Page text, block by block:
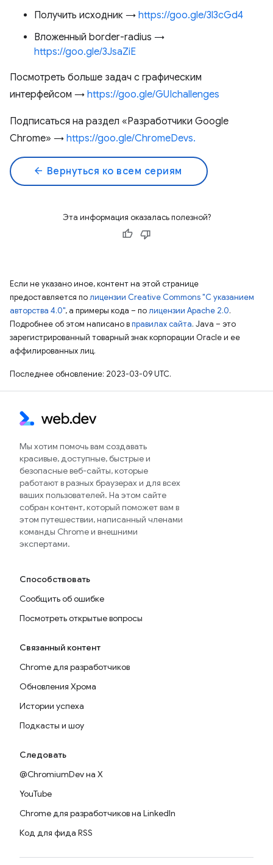
Получить исходник → https://goo.gle/3l3cGd4
Вложенный border-radius →
https://goo.gle/3JsaZiE
Посмотреть больше задач с графическим
интерфейсом → https://goo.gle/GUIchallenges
Подписаться на раздел «Разработчики Google
Chrome» → https://goo.gle/ChromeDevs.
arrow_back Вернуться ко всем сериям
Эта информация оказалась полезной?
Если не указано иное, контент на этой странице
предоставляется полицензии Creative Commons "С указанием
авторства 4.0", а примеры кода – полицензии Apache 2.0.
Подробнее об этом написано вправилах сайта. Java – это
зарегистрированный товарный знак корпорации Oracle и ее
аффилированных лиц.
Последнее обновление: 2023-03-09 UTC.
Мы хотим помочь вам создавать
красивые, доступные, быстрые и
безопасные веб-сайты, которые
работают в разных браузерах и для всех
ваших пользователей. На этом сайте
собран контент, который поможет вам в
этом путешествии, написанный членами
команды Chrome и внешними
экспертами.
Способствовать
Сообщить об ошибке
Посмотреть открытые вопросы
Связанный контент
Chrome для разработчиков
Обновления Хрома
Истории успеха
Подкасты и шоу
Следовать
@ChromiumDev на X
YouTube
Chrome для разработчиков на LinkedIn
Код для фида RSS